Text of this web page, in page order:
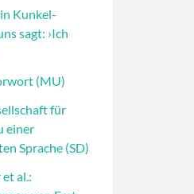
Kunkel-
sagt: ›Ich
(MU)
für
einer
Sprache (SD)
al.: